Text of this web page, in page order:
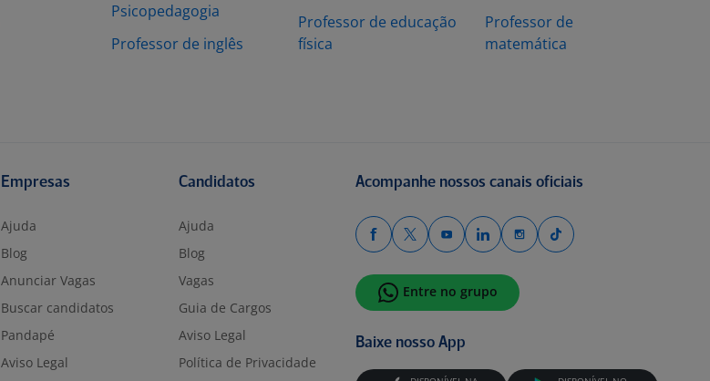
Psicopedagogia
Professor de inglês
Professor de educação
física
Professor de
matemática
Empresas
Ajuda
Blog
Anunciar Vagas
Buscar candidatos
Pandapé
Aviso Legal
Candidatos
Ajuda
Blog
Vagas
Guia de Cargos
Aviso Legal
Política de Privacidade
Acompanhe nossos canais oficiais
Entre no grupo
Baixe nosso App